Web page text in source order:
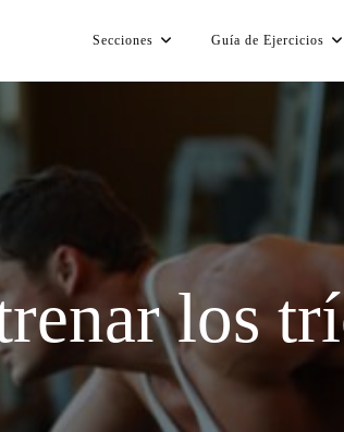
Secciones Guía de Ejercicios
los